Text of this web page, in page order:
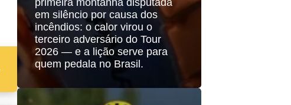
em silêncio por causa dos
incêndios: o calor virou o
terceiro adversário do Tour
2026 — e a lição serve para
quem pedala no Brasil.